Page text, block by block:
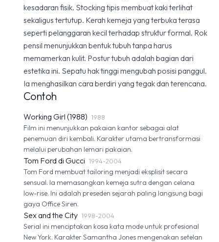
kesadaran fisik. Stocking tipis membuat kaki terlihat
sekaligus tertutup. Kerah kemeja yang terbuka terasa
seperti pelanggaran kecil terhadap struktur formal. Rok
pensil menunjukkan bentuk tubuh tanpa harus
memamerkan kulit. Postur tubuh adalah bagian dari
estetika ini. Sepatu hak tinggi mengubah posisi panggul.
Ia menghasilkan cara berdiri yang tegak dan terencana.
Contoh
Working Girl (1988) 1988
Film ini menunjukkan pakaian kantor sebagai alat
penemuan diri kembali. Karakter utama bertransformasi
melalui perubahan lemari pakaian.
Tom Ford di Gucci 1994-2004
Tom Ford membuat tailoring menjadi eksplisit secara
sensual. Ia memasangkan kemeja sutra dengan celana
low-rise. Ini adalah preseden sejarah paling langsung bagi
gaya Office Siren.
Sex and the City 1998-2004
Serial ini menciptakan kosa kata mode untuk profesional
New York. Karakter Samantha Jones mengenakan setelan